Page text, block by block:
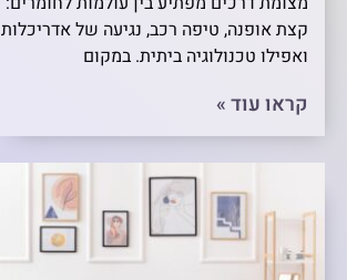
קצת אופנה, טיפה רכב, נגיעה של אדריכלות
ואפילו טכנולוגיה ביתית. במקום
קראו עוד »